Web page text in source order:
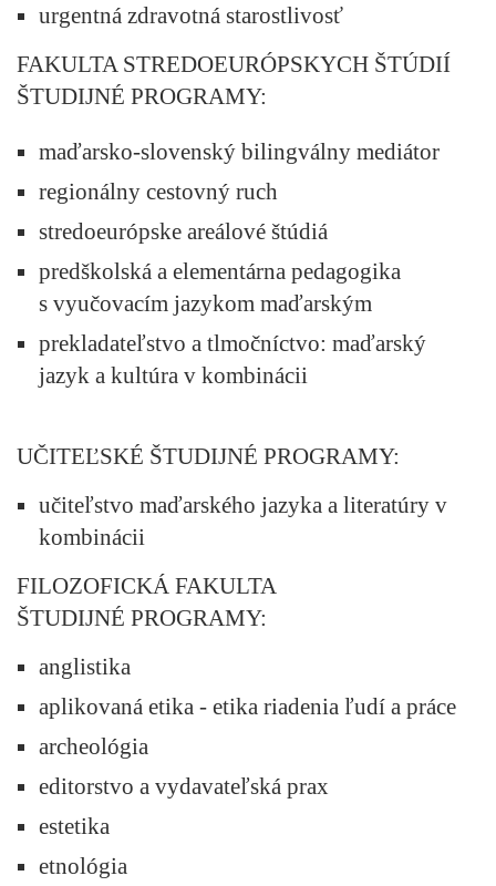
urgentná zdravotná starostlivosť
FAKULTA STREDOEURÓPSKYCH ŠTÚDIÍ
ŠTUDIJNÉ PROGRAMY:
maďarsko-slovenský bilingválny mediátor
regionálny cestovný ruch
stredoeurópske areálové štúdiá
predškolská a elementárna pedagogika
s vyučovacím jazykom maďarským
prekladateľstvo a tlmočníctvo: maďarský
jazyk a kultúra v kombinácii
UČITEĽSKÉ ŠTUDIJNÉ PROGRAMY:
učiteľstvo maďarského jazyka a literatúry v
kombinácii
FILOZOFICKÁ FAKULTA
ŠTUDIJNÉ PROGRAMY:
anglistika
aplikovaná etika - etika riadenia ľudí a práce
archeológia
editorstvo a vydavateľská prax
estetika
etnológia